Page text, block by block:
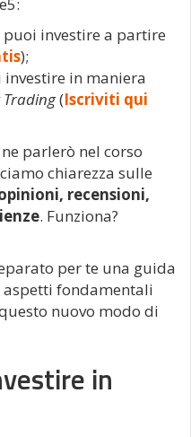
puoi investire a partire
);
investire in maniera
Trading(Iscriviti qui
parlerò nel corso
chiarezza sulle
recensioni,
. Funziona?
per te una guida
fondamentali
nuovo modo di
in